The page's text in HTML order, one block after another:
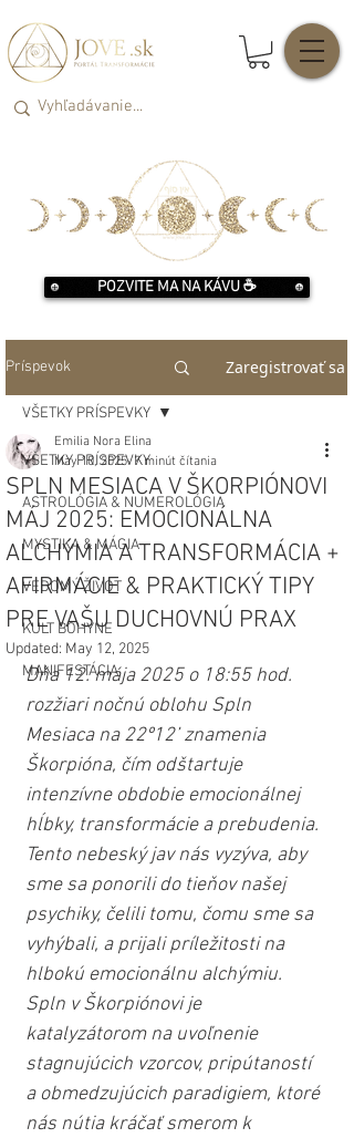
POZVITE MA NA KÁVU ☕️
Príspevok Zaregistrovať sa
VŠETKY PRÍSPEVKY
ASTROLÓGIA & NUMEROLÓGIA
MYSTIKA & MÁGIA
VEDOMÝ ŽIVOT
KULT BOHYNE
MANIFESTÁCIA
VŠETKY PRÍSPEVKY
SPLN MESIACA V ŠKORPIÓNOVI
MÁJ 2025: EMOCIONÁLNA
ALCHÝMIA A TRANSFORMÁCIA +
AFIRMÁCIE & PRAKTICKÝ TIPY
PRE VAŠU DUCHOVNÚ PRAX
Emilia Nora Elina
May 10, 2025 7 minút čítania
Updated: May 12, 2025
Dňa 12. mája 2025 o 18:55 hod.
rozžiari nočnú oblohu Spln
Mesiaca na 22º12’ znamenia
Škorpióna, čím odštartuje
intenzívne obdobie emocionálnej
hĺbky, transformácie a prebudenia.
Tento nebeský jav nás vyzýva, aby
sme sa ponorili do tieňov našej
psychiky, čelili tomu, čomu sme sa
vyhýbali, a prijali príležitosti na
hlbokú emocionálnu alchýmiu.
Spln v Škorpiónovi je
katalyzátorom na uvoľnenie
stagnujúcich vzorcov, pripútaností
a obmedzujúcich paradigiem, ktoré
nás nútia kráčať smerom k